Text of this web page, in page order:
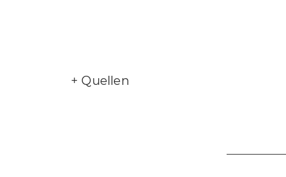
+ Quellen
[2] taz Nr. 5148, 07.02.1997: Aus Haß in